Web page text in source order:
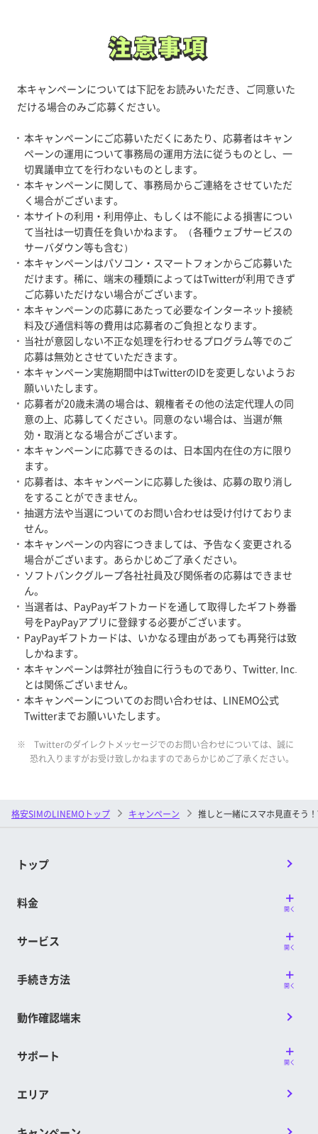
注意事項
注意事項
本キャンペーンについては下記をお読みいただき、ご同意いた
だける場合のみご応募ください。
本キャンペーンにご応募いただくにあたり、応募者はキャン
ペーンの運用について事務局の運用方法に従うものとし、一
切異議申立てを行わないものとします。
本キャンペーンに関して、事務局からご連絡をさせていただ
く場合がございます。
本サイトの利用・利用停止、もしくは不能による損害につい
て当社は一切責任を負いかねます。（各種ウェブサービスの
サーバダウン等も含む）
本キャンペーンはパソコン・スマートフォンからご応募いた
だけます。稀に、端末の種類によってはTwitterが利用できず
ご応募いただけない場合がございます。
本キャンペーンの応募にあたって必要なインターネット接続
料及び通信料等の費用は応募者のご負担となります。
当社が意図しない不正な処理を行わせるプログラム等でのご
応募は無効とさせていただきます。
本キャンペーン実施期間中はTwitterのIDを変更しないようお
願いいたします。
応募者が20歳未満の場合は、親権者その他の法定代理人の同
意の上、応募してください。同意のない場合は、当選が無
効・取消となる場合がございます。
本キャンペーンに応募できるのは、日本国内在住の方に限り
ます。
応募者は、本キャンペーンに応募した後は、応募の取り消し
をすることができません。
抽選方法や当選についてのお問い合わせは受け付けておりま
せん。
本キャンペーンの内容につきましては、予告なく変更される
場合がございます。あらかじめご了承ください。
ソフトバンクグループ各社社員及び関係者の応募はできませ
ん。
当選者は、PayPayギフトカードを通して取得したギフト券番
号をPayPayアプリに登録する必要がございます。
PayPayギフトカードは、いかなる理由があっても再発行は致
しかねます。
本キャンペーンは弊社が独自に行うものであり、Twitter, Inc.
とは関係ございません。
本キャンペーンについてのお問い合わせは、LINEMO公式
Twitterまでお願いいたします。
※ Twitterのダイレクトメッセージでのお問い合わせについては、誠に
恐れ入りますがお受け致しかねますのであらかじめご了承ください。
格安SIMのLINEMOトップ キャンペーン 推しと一緒にスマホ見直そう
トップ
料金 開く
サービス 開く
手続き方法 開く
動作確認端末
サポート 開く
エリア